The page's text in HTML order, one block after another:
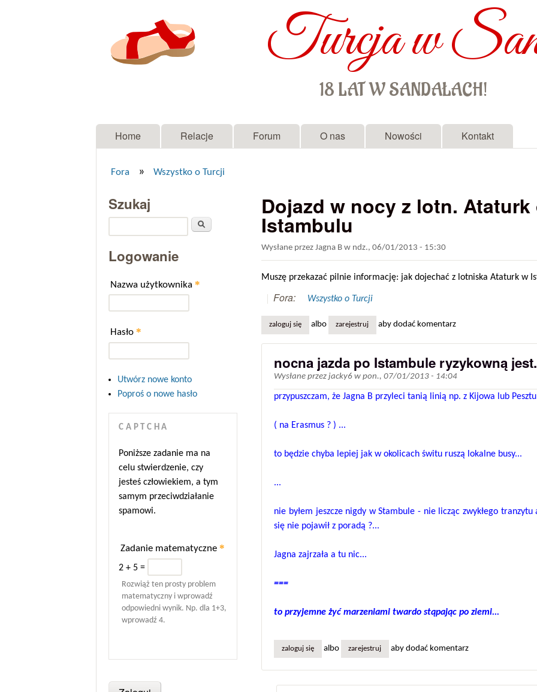
Turcja w
18 LAT W SANDAŁACH!
Menu główne
Home Relacje Forum O nas Nowości Kontakt
Fora » Wszystko o Turcji
Dojazd w nocy z lotn.
Istambulu
Wysłane przezJagna B w ndz., 06/01/2013 - 15:30
Muszę przekazać pilnie informację: jak dojechać z lotniska Ataturk w
Fora: Wszystko o Turcji
zaloguj się albo zarejestruj aby dodać komentarz
nocna jazda po Istambule ryzykowną
Wysłane przezjacky6 wpon., 07/01/2013 - 14:04
przypuszczam, że Jagna B przyleci tanią linią np. z Kijowa lub
( na Erasmus ? ) ...
to będzie chyba lepiej jak w okolicach świtu ruszą lokalne busy...
...
nie byłem jeszcze nigdy w Stambule - nie licząc zwykłego
się nie pojawił z poradą ?...
Jagna zajrzała a tu nic...
===
to przyjemne żyć marzeniami twardo stąpając po ziemi...
zaloguj się albo zarejestruj aby dodać komentarz
Szukaj
Logowanie
Nazwa użytkownika *
Hasło *
Utwórz nowe konto
Poproś o nowe hasło
CAPTCHA
Poniższe zadanie ma na
celu stwierdzenie, czy
jesteś człowiekiem, a tym
samym przeciwdziałanie
spamowi.
Zadanie matematyczne *
2 + 5 =
Rozwiąż ten prosty problem
matematyczny i wprowadź
odpowiedni wynik. Np. dla 1+3,
wprowadź 4.